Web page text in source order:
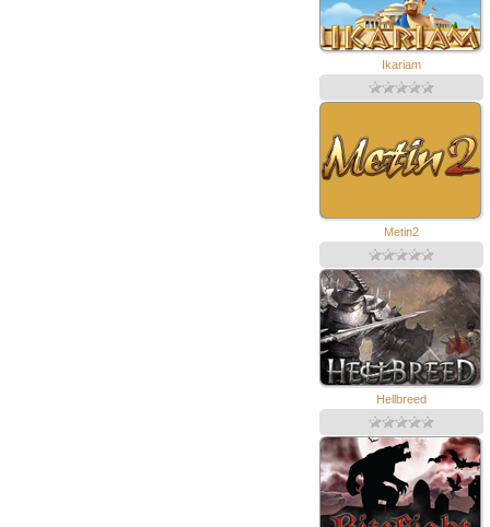
Ikariam
Metin2
Hellbreed